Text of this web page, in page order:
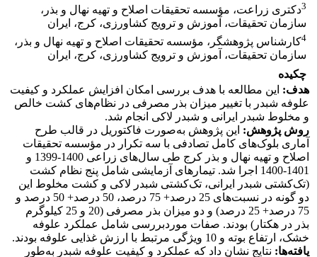
3دکتری زراعت، مؤسسه تحقیقات اصلاح و تهیه نهال و بذر،
سازمان تحقیقات، آموزش و ترویج کشاورزی، کرج، ایران
4کارشناس پژوهشگر، مؤسسه تحقیقات اصلاح و تهیه نهال و بذر،
سازمان تحقیقات، آموزش و ترویج کشاورزی، کرج، ایران
چکیده
هدف: این مطالعه با هدف بررسی امکان افزایش عملکرد و کیفیت
علوفه شبدر با تغییر میزان بذر مصرفی در نظام‌های کشت خالص
و مخلوط شبدر ایرانی و شبدر لاکی انجام شد.
روش پژوهش: این پژوهش به‌صورت فاکتوریل در قالب طرح
آماری بلوک‌های کامل تصادفی با سه تکرار در مؤسسه تحقیقات
اصلاح و تهیه نهال و بذر کرج طی سال‌های زراعی 1400-1399 و
1401-1400 اجرا شد. تیمارهای آزمایشی شامل پنج نظام کشت
(تک‌کشتی شبدر ایرانی، تک‌کشتی شبدر لاکی و کشت مخلوط این
دو گونه در نسبت‌های 25 درصد+ 75 درصد، 50 درصد+ 50 درصد و
75 درصد+ 25 درصد) و دو میزان بذر مصرفی (20 و 25 کیلوگرم
بذر در هکتار) بودند. صفات موردبررسی شامل عملکرد علوفه
خشک، ارتفاع بوته و 10 ویژگی مرتبط با ارزش غذایی علوفه بودند.
یافته‌ها: نتایج نشان داد که عملکرد و کیفیت علوفه شبدر به‌طور